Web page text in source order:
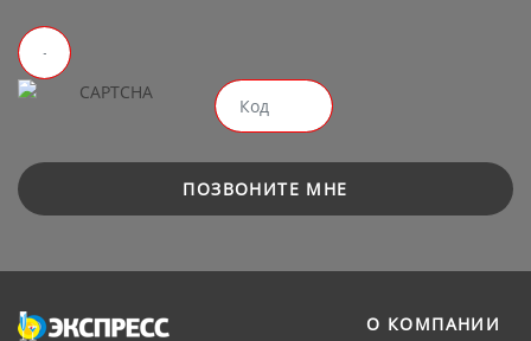
ПОЗВОНИТЕ МНЕ
О КОМПАНИИ